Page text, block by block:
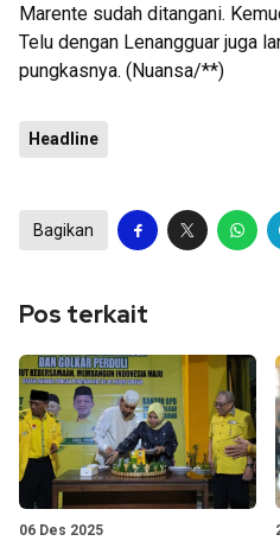
Marente sudah ditangani.
Telu dengan Lenangguar juga
pungkasnya. (Nuansa/**)
Headline
Bagikan
Pos terkait
06 Des 2025